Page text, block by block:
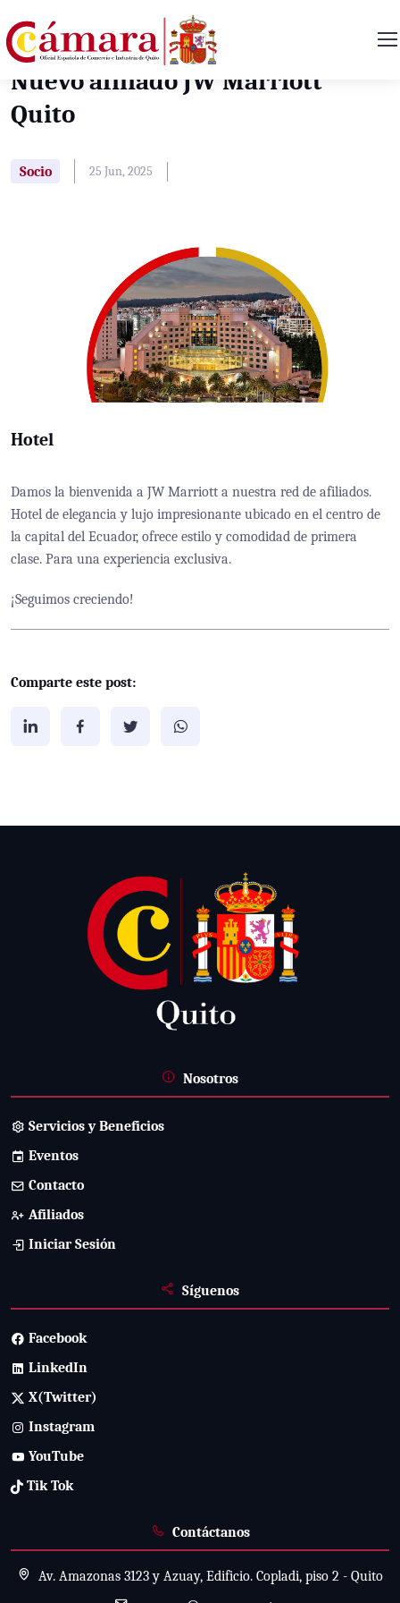
Nuevo afiliado JW Marriott
Quito
Socio 25 Jun, 2025
Hotel
Damos la bienvenida a JW Marriott a nuestra red de afiliados.
Hotel de elegancia y lujo impresionante ubicado en el centro de
la capital del Ecuador, ofrece estilo y comodidad de primera
clase. Para una experiencia exclusiva.
¡Seguimos creciendo!
Comparte este post:
Nosotros
Servicios y Beneficios
Eventos
Contacto
Afiliados
Iniciar Sesión
Síguenos
Facebook
LinkedIn
X(Twitter)
Instagram
YouTube
Tik Tok
Contáctanos
Av. Amazonas 3123 y Azuay, Edificio. Copladi, piso 2 - Quito